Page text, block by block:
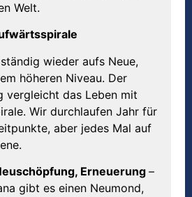
Welt.
ärtsspirale
wieder aufs Neue,
höheren Niveau. Der
vergleicht das Leben mit
Wir durchlaufen Jahr für
aber jedes Mal auf
öpfung, Erneuerung –
gibt es einen Neumond,